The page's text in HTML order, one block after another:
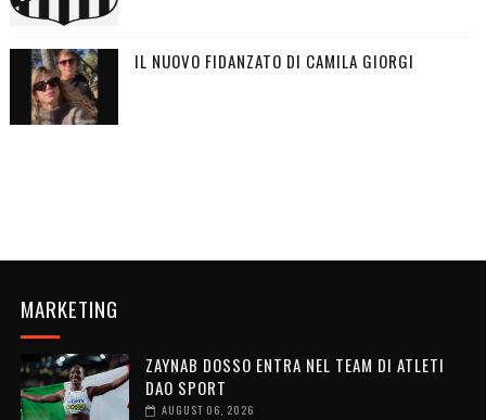
IL NUOVO FIDANZATO DI CAMILA GIORGI
MARKETING
ZAYNAB DOSSO ENTRA NEL TEAM DI ATLETI
DAO SPORT
AUGUST 06, 2026